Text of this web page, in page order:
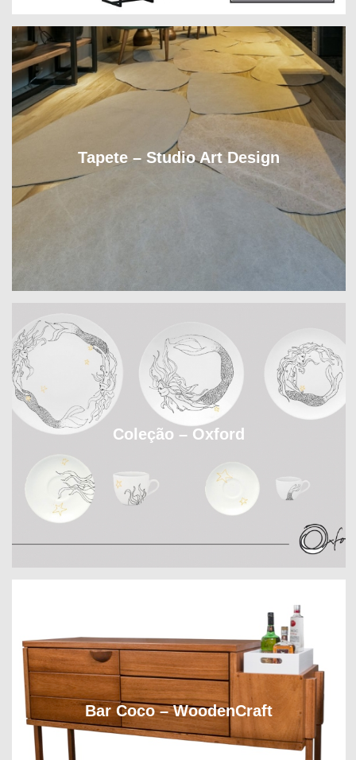
Tapete – Studio Art Design
Coleção – Oxford
Bar Coco – WoodenCraft